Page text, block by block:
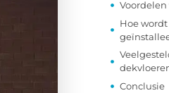
Hoe
Conclusie